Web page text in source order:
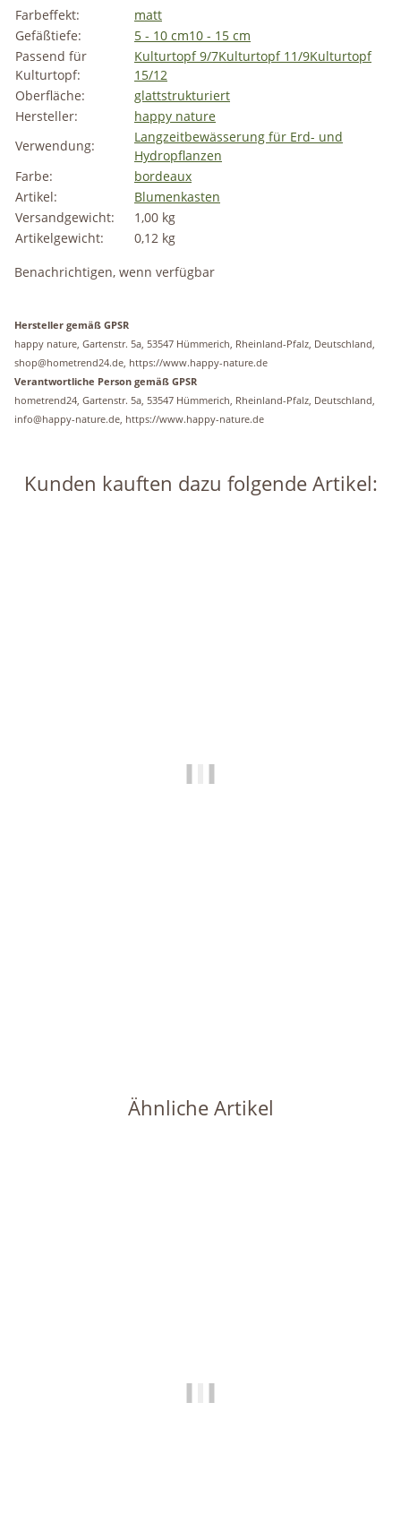
Farbeffekt:
matt
Gefäßtiefe:
5 - 10 cm10 - 15 cm
Passend für
Kulturtopf:
Kulturtopf 9/7Kulturtopf 11/9Kulturtopf
15/12
Oberfläche:
glattstrukturiert
Hersteller:
happy nature
Verwendung:
Langzeitbewässerung für Erd- und
Hydropflanzen
Farbe:
bordeaux
Artikel:
Blumenkasten
Versandgewicht:
1,00 kg
Artikelgewicht:
0,12 kg
Benachrichtigen, wenn verfügbar
Hersteller gemäß GPSR
happy nature, Gartenstr. 5a, 53547 Hümmerich, Rheinland-Pfalz, Deutschland,
shop@hometrend24.de, https://www.happy-nature.de
Verantwortliche Person gemäß GPSR
hometrend24, Gartenstr. 5a, 53547 Hümmerich, Rheinland-Pfalz, Deutschland,
info@happy-nature.de, https://www.happy-nature.de
Kunden kauften dazu folgende Artikel:
Ähnliche Artikel